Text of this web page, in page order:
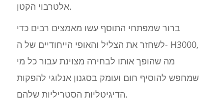
אלטרבוי הקטן.
ברור שמפתחי התוסף עשו מאמצים רבים כדי
לשחזר את הצליל והאופי הייחודיים של ה- H3000,
מה שהופך אותו לבחירה מצוינת עבור כל מי
שמחפש להוסיף חום ועומק בסגנון אנלוגי להפקות
הדיגיטליות הסטריליות שלהם.